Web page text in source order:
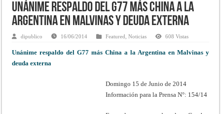
Unánime respaldo del G77 más China a la
Argentina en Malvinas y deuda externa
dipublico 16/06/2014 Featured ,Noticias 608 Vistas
Unánime respaldo del G77 más China a la Argentina en Malvinas y
deuda externa
Domingo 15 de Junio de 2014
Información para la Prensa N°: 154/14